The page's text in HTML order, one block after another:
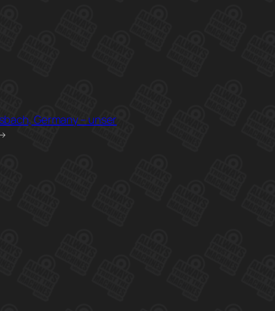
Germany – unser